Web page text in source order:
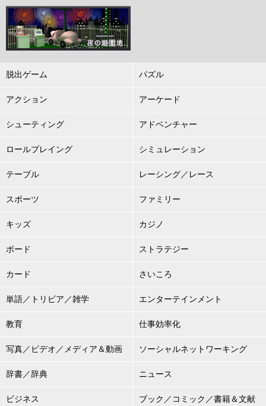
脱出ゲーム パズル
アクション アーケード
シューティング アドベンチャー
ロールプレイング シミュレーション
テーブル レーシング／レース
スポーツ ファミリー
キッズ カジノ
ボード ストラテジー
カード さいころ
単語／トリビア／雑学 エンターテインメント
教育 仕事効率化
写真／ビデオ／メディア＆動画 ソーシャルネットワーキング
辞書／辞典 ニュース
ビジネス ブック／コミック／書籍＆文献